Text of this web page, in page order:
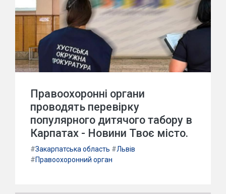
Правоохоронні органи
проводять перевірку
популярного дитячого табору в
Карпатах - Новини Твоє місто.
#Закарпатська область #Львів
#Правоохоронний орган